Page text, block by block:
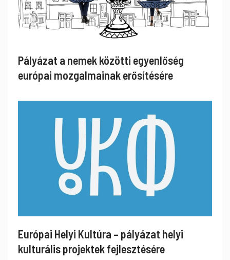
Pályázat a nemek közötti egyenlőség
európai mozgalmainak erősítésére
Európai Helyi Kultúra – pályázat helyi
kulturális projektek fejlesztésére